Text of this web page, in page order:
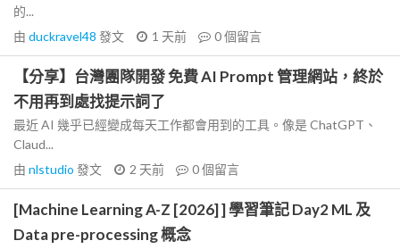
的...
由 duckravel48 發文 1 天前 0個留言
【分享】台灣團隊開發 免費 AI Prompt 管理網站，終於
不用再到處找提示詞了
最近 AI 幾乎已經變成每天工作都會用到的工具。像是 ChatGPT、
Claud...
由 nlstudio 發文 2 天前 0個留言
[Machine Learning A-Z [2026] ] 學習筆記 Day2 ML 及
Data pre-processing 概念